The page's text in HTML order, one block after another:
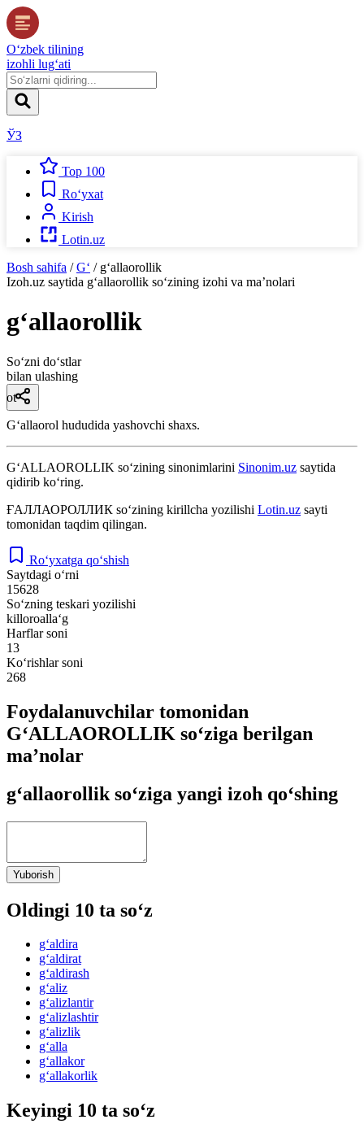
O‘zbek tilining
izohli lug‘ati
ЎЗ
Top 100
Ro‘yxat
Kirish
Lotin.uz
Bosh sahifa / G‘ / g‘allaorollik
Izoh.uz saytida g‘allaorollik so‘zining izohi va ma’nolari
g‘allaorollik
So‘zni do‘stlar
bilan ulashing
ot
Gʻallaorol hududida yashovchi shaxs.
G‘ALLAOROLLIK so‘zining sinonimlarini Sinonim.uz saytida
qidirib ko‘ring.
ҒАЛЛАОРОЛЛИК so‘zining kirillcha yozilishi Lotin.uz sayti
tomonidan taqdim qilingan.
Ro‘yxatga qo‘shish
Saytdagi o‘rni
15628
So‘zning teskari yozilishi
killoroalla‘g
Harflar soni
13
Ko‘rishlar soni
268
Foydalanuvchilar tomonidan
G‘ALLAOROLLIK so‘ziga berilgan
ma’nolar
g‘allaorollik so‘ziga yangi izoh qo‘shing
Yuborish
Oldingi 10 ta so‘z
g‘aldira
g‘aldirat
g‘aldirash
g‘aliz
g‘alizlantir
g‘alizlashtir
g‘alizlik
g‘alla
g‘allakor
g‘allakorlik
Keyingi 10 ta so‘z